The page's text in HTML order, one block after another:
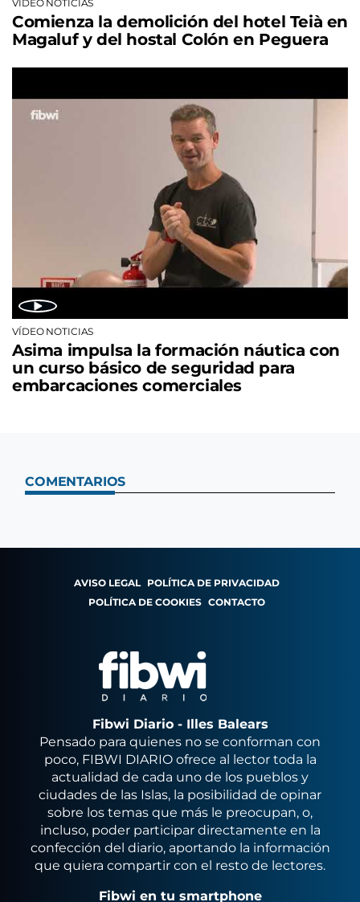
VÍDEO NOTICIAS
Comienza la demolición del hotel Teià en
Magaluf y del hostal Colón en Peguera
VÍDEO NOTICIAS
Asima impulsa la formación náutica con
un curso básico de seguridad para
embarcaciones comerciales
COMENTARIOS
AVISO LEGAL POLÍTICA DE PRIVACIDAD
POLÍTICA DE COOKIES CONTACTO
Fibwi Diario - Illes Balears
Pensado para quienes no se conforman con
poco, FIBWI DIARIO ofrece al lector toda la
actualidad de cada uno de los pueblos y
ciudades de las Islas, la posibilidad de opinar
sobre los temas que más le preocupan, o,
incluso, poder participar directamente en la
confección del diario, aportando la información
que quiera compartir con el resto de lectores.
Fibwi en tu smartphone